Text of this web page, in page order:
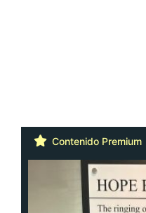
Contenido Premium